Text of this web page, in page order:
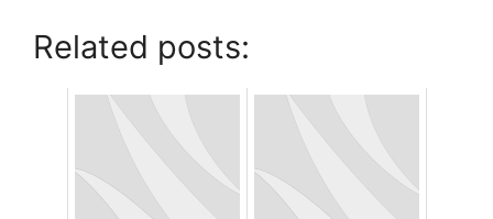
Related posts: